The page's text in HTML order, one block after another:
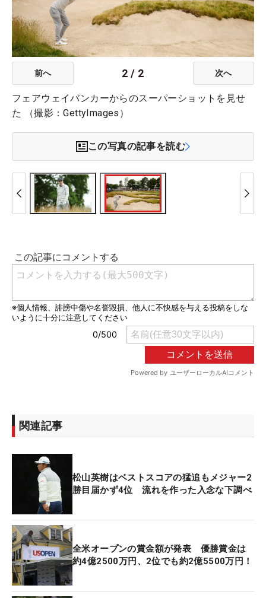
前へ 2 / 2 次へ
フェアウェイバンカーからのスーパーショットを見せ
た （撮影：GettyImages）
この写真の記事を読む
関連記事
松山英樹はベストスコアの猛追もメジャー2
勝目届かず4位 流れを作った入念な下調べ
全米オープンの賞金額が発表 優勝賞金は
約4億2500万円、2位でも約2億5500万円！